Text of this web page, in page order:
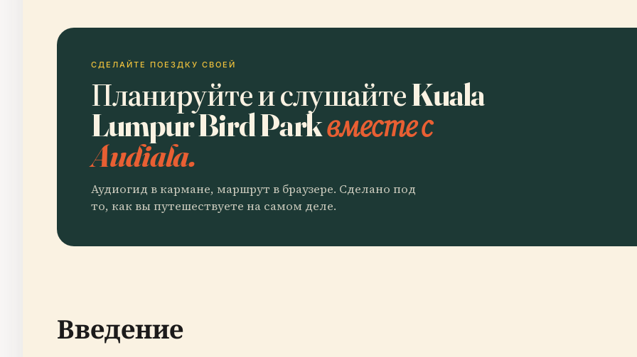
СДЕЛАЙТЕ ПОЕЗДКУ СВОЕЙ
Планируйте и слушайте Kuala
Lumpur Bird Parkвместе с
Audiala.
Аудиогид в кармане, маршрут в браузере. Сделано под
то, как вы путешествуете на самом деле.
Введение